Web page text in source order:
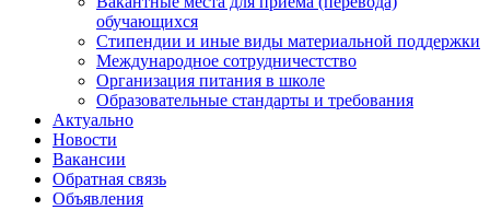
обучающихся
Стипендии и иные виды материальной поддержки
Международное сотрудничестство
Организация питания в школе
Образовательные стандарты и требования
Актуально
Новости
Вакансии
Обратная связь
Объявления